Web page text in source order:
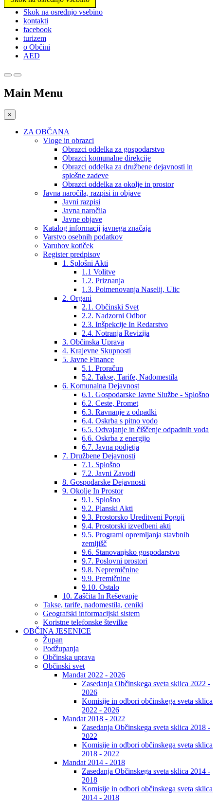
Prosimo,
upoštevajte:
spletno
mesto
vključuje
sistem
Skok na osrednjo vsebino
kontakti
facebook
turizem
o Občini
AED
Main Menu
×
ZA OBČANA
Vloge in obrazci
Obrazci oddelka za gospodarstvo
Obrazci komunalne direkcije
Obrazci oddelka za družbene dejavnosti in
splošne zadeve
Obrazci oddelka za okolje in prostor
Javna naročila, razpisi in objave
Javni razpisi
Javna naročila
Javne objave
Katalog informacij javnega značaja
Varstvo osebnih podatkov
Varuhov kotiček
Register predpisov
1. Splošni Akti
1.1 Volitve
1.2. Priznanja
1.3. Poimenovanja Naselij, Ulic
2. Organi
2.1. Občinski Svet
2.2. Nadzorni Odbor
2.3. Inšpekcije In Redarstvo
2.4. Notranja Revizija
3. Občinska Uprava
4. Krajevne Skupnosti
5. Javne Finance
5.1. Proračun
5.2. Takse, Tarife, Nadomestila
6. Komunalna Dejavnost
6.1. Gospodarske Javne Službe - Splošno
6.2. Ceste, Promet
6.3. Ravnanje z odpadki
6.4. Oskrba s pitno vodo
6.5. Odvajanje in čiščenje odpadnih voda
6.6. Oskrba z energijo
6.7. Javna podjetja
7. Družbene Dejavnosti
7.1. Splošno
7.2. Javni Zavodi
8. Gospodarske Dejavnosti
9. Okolje In Prostor
9.1. Splošno
9.2. Planski Akti
9.3. Prostorsko Ureditveni Pogoji
9.4. Prostorski izvedbeni akti
9.5. Programi opremljanja stavbnih
zemljišč
9.6. Stanovanjsko gospodarstvo
9.7. Poslovni prostori
9.8. Nepremičnine
9.9. Premičnine
9.10. Ostalo
10. Zaščita In Reševanje
Takse, tarife, nadomestila, ceniki
Geografski informacijski sistem
Koristne telefonske številke
OBČINA JESENICE
Župan
Podžupanja
Občinska uprava
Občinski svet
Mandat 2022 - 2026
Zasedanja Občinskega sveta sklica 2022 -
2026
Komisije in odbori občinskega sveta sklica
2022 - 2026
Mandat 2018 - 2022
Zasedanja Občinskega sveta sklica 2018 -
2022
Komisije in odbori občinskega sveta sklica
2018 - 2022
Mandat 2014 - 2018
Zasedanja Občinskega sveta sklica 2014 -
2018
Komisije in odbori občinskega sveta sklica
2014 - 2018